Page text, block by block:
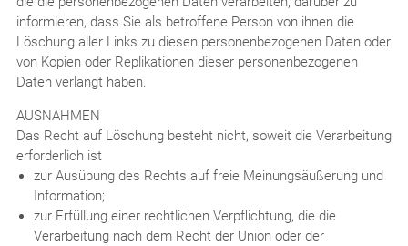
informieren, dass Sie als betroffene Person von ihnen die
Löschung aller Links zu diesen personenbezogenen Daten oder
von Kopien oder Replikationen dieser personenbezogenen
Daten verlangt haben.
AUSNAHMEN
Das Recht auf Löschung besteht nicht, soweit die Verarbeitung
erforderlich ist
zur Ausübung des Rechts auf freie Meinungsäußerung und
Information;
zur Erfüllung einer rechtlichen Verpflichtung, die die
Verarbeitung nach dem Recht der Union oder der